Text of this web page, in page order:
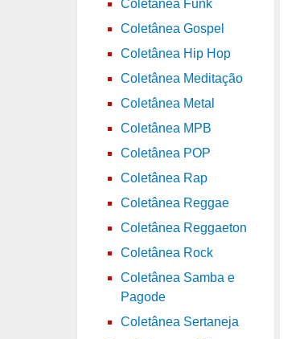
Coletânea Funk
Coletânea Gospel
Coletânea Hip Hop
Coletânea Meditação
Coletânea Metal
Coletânea MPB
Coletânea POP
Coletânea Rap
Coletânea Reggae
Coletânea Reggaeton
Coletânea Rock
Coletânea Samba e
Pagode
Coletânea Sertaneja